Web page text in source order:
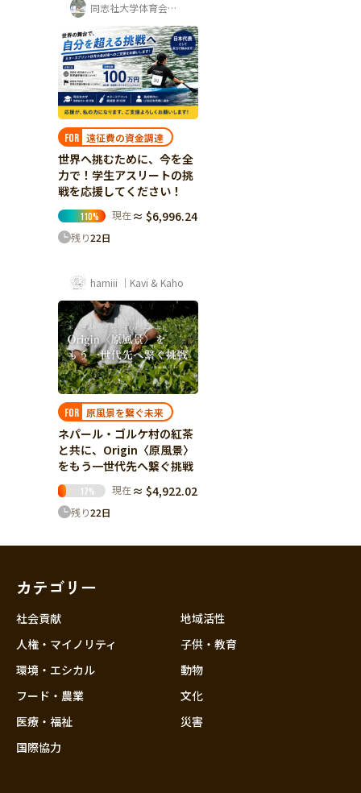
同志社大学体育会カヌー部 寺岡夏鈴
FOR 遠征費の資金調達
世界へ挑むために、今を全
力で！学生アスリートの挑
戦を応援してください！
110% 現在 ≈ $6,996.24
残り22日
hamiii ｜Kavi & Kaho
FOR 原風景を繋ぐ未来
ネパール・ゴルケ村の紅茶
と共に、Origin〈原風景〉
をもう一世代先へ繋ぐ挑戦
17% 現在 ≈ $4,922.02
残り22日
カテゴリー
社会貢献
人権・マイノリティ
環境・エシカル
フード・農業
医療・福祉
国際協力
地域活性
子供・教育
動物
文化
災害